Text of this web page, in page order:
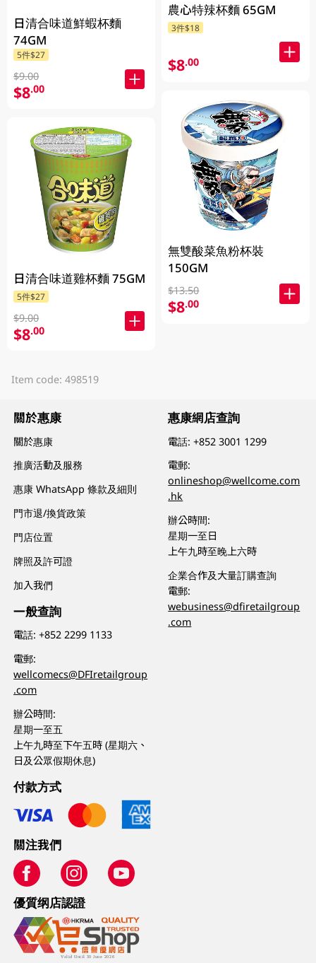
日清合味道鮮蝦杯麵
74GM
5件$27
$9.00
$8.00
日清合味道雞杯麵 75GM
5件$27
$9.00
$8.00
農心特辣杯麵 65GM
3件$18
$8.00
無雙酸菜魚粉杯裝
150GM
$13.50
$8.00
Item code: 498519
關於惠康
關於惠康
推廣活動及服務
惠康 WhatsApp 條款及細則
門市退/換貨政策
門店位置
牌照及許可證
加入我們
一般查詢
電話:+852 2299 1133
電郵:
wellcomecs@DFIretailgroup
.com
辦公時間:
星期一至五
上午九時至下午五時 (星期六、
日及公眾假期休息)
惠康網店查詢
電話:+852 3001 1299
電郵:
onlineshop@wellcome.com
.hk
辦公時間:
星期一至日
上午九時至晚上六時
企業合作及大量訂購查詢
電郵:
webusiness@dfiretailgroup
.com
付款方式
關注我們
優質纲店認證